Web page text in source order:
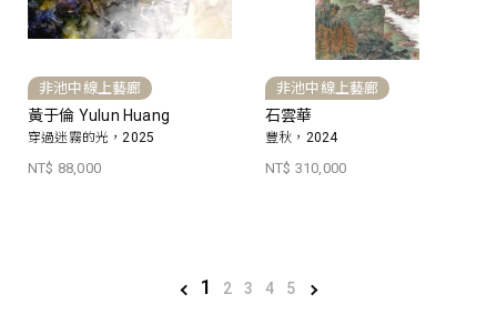
非池中線上藝廊
黃于倫 Yulun Huang
穿過迷霧的光，2025
NT$ 88,000
非池中線上藝廊
石雲華
豐秋，2024
NT$ 310,000
1 2 3 4 5